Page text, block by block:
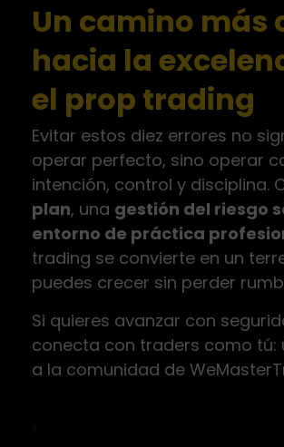
Un camino más
hacia la
el prop trading
Evitar estos diez errores no
operar perfecto, sino operar
intención, control y disciplina.
plan, una gestión del riesgo
entorno de práctica
trading se convierte en un
puedes crecer sin perder
Si quieres avanzar con
conecta con traders como tú:
a la comunidad de